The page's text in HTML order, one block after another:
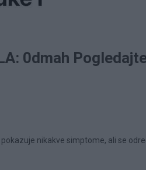
0dmah
nikakve simptome, ali se